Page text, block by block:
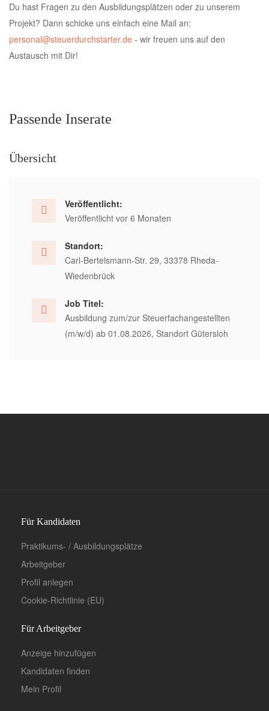
Du hast Fragen zu den Ausbildungsplätzen oder zu unserem
Projekt? Dann schicke uns einfach eine Mail an:
personal@steuerdurchstarter.de - wir freuen uns auf den
Austausch mit Dir!
Passende Inserate
Übersicht
Veröffentlicht:
Veröffentlicht vor 6 Monaten
Standort:
Carl-Bertelsmann-Str. 29, 33378 Rheda-
Wiedenbrück
Job Titel:
Ausbildung zum/zur Steuerfachangestellten
(m/w/d) ab 01.08.2026, Standort Gütersloh
Für Kandidaten
Praktikums- / Ausbildungsplätze
Arbeitgeber
Profil anlegen
Cookie-Richtlinie (EU)
Für Arbeitgeber
Anzeige hinzufügen
Kandidaten finden
Mein Profil